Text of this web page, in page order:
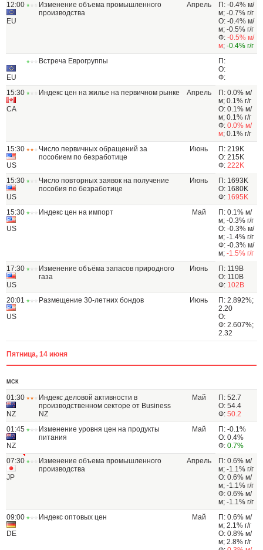
12:00
EU
Изменение объема промышленного
производства
Апрель
П: -0.4% м/
м; -0.7% г/г
О: -0.4% м/
м; -0.5% г/г
Ф: -0.5% м/
м; -0.4% г/г
EU
Встреча Еврогруппы
П:
О:
Ф:
15:30
CA
Индекс цен на жилье на первичном рынке Апрель
П: 0.0% м/
м; 0.1% г/г
О: 0.1% м/
м; 0.1% г/г
Ф: 0.0% м/
м; 0.1% г/г
15:30
US
Число первичных обращений за
пособием по безработице
Июнь
П: 219K
О: 215K
Ф: 222K
15:30
US
Число повторных заявок на получение
пособия по безработице
Июнь
П: 1693K
О: 1680K
Ф: 1695K
15:30
US
Индекс цен на импорт Май
П: 0.1% м/
м; -0.3% г/г
О: -0.3% м/
м; -1.4% г/г
Ф: -0.3% м/
м; -1.5% г/г
17:30
US
Изменение объёма запасов природного
газа
Июнь
П: 119B
О: 110B
Ф: 102B
20:01
US
Размещение 30-летних бондов Июнь
П: 2.892%;
2.20
О:
Ф: 2.607%;
2.32
Пятница, 14 июня
МСК
01:30
NZ
Индекс деловой активности в
производственном секторе от Business
NZ
Май
П: 52.7
О: 54.4
Ф: 50.2
01:45
NZ
Изменение уровня цен на продукты
питания
Май
П: -0.1%
О: 0.4%
Ф: 0.7%
07:30
JP
Изменение объема промышленного
производства
Апрель
П: 0.6% м/
м; -1.1% г/г
О: 0.6% м/
м; -1.1% г/г
Ф: 0.6% м/
м; -1.1% г/г
09:00
DE
Индекс оптовых цен Май
П: 0.6% м/
м; 2.1% г/г
О: 0.8% м/
м; 2.8% г/г